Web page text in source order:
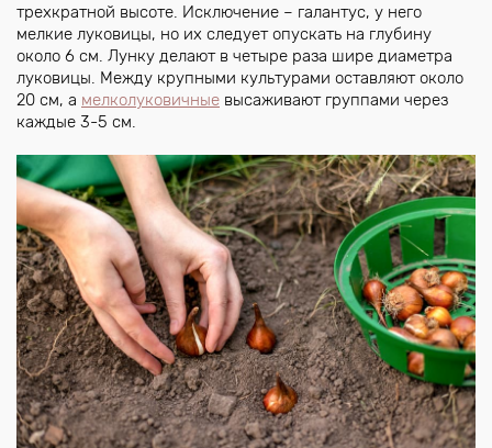
трехкратной высоте. Исключение – галантус, у него
мелкие луковицы, но их следует опускать на глубину
около 6 см. Лунку делают в четыре раза шире диаметра
луковицы. Между крупными культурами оставляют около
20 см, а мелколуковичные высаживают группами через
каждые 3-5 см.